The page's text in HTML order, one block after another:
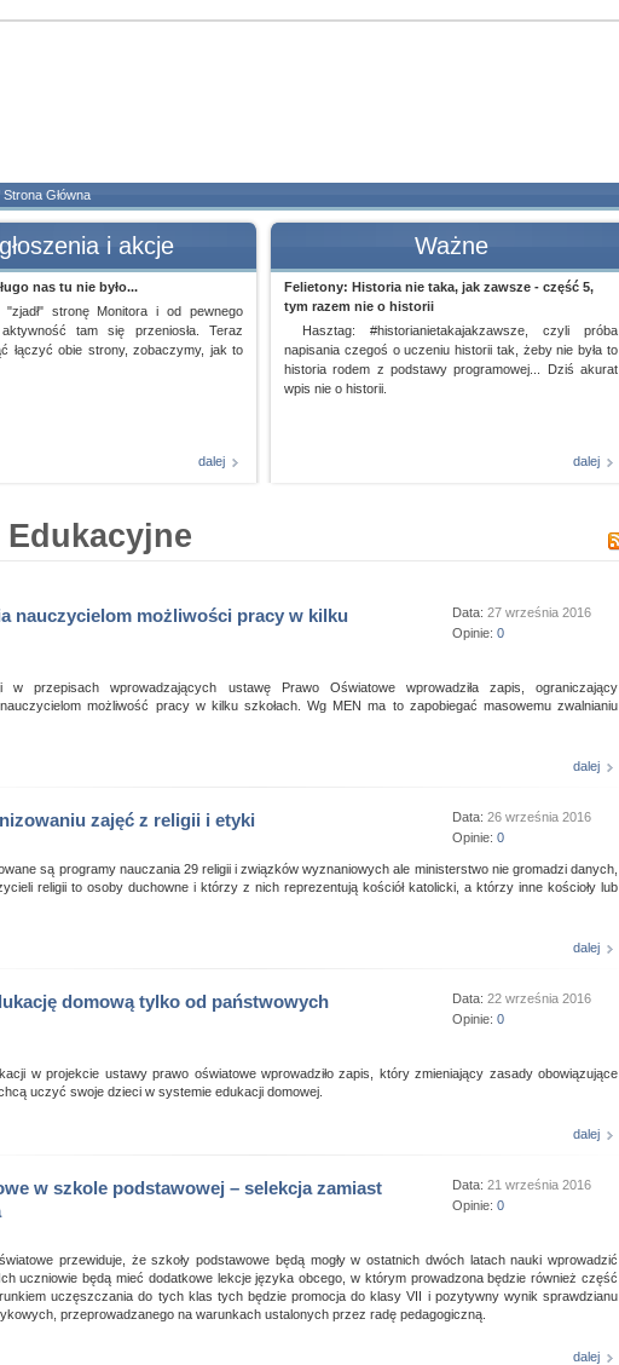
Strona Główna
i akcje
nas tu nie było...
"zjadł" stronę Monitora i od pewnego
tam się przeniosła. Teraz
łączyć obie strony, zobaczymy, jak to
dalej
Ważne
Felietony: Historia nie taka, jak zawsze - część 5,
tym razem nie o historii
Hasztag: #historianietakajakzawsze, czyli próba
napisania czegoś o uczeniu historii tak, żeby nie była to
historia rodem z podstawy programowej... Dziś akurat
wpis nie o historii.
dalej
Edukacyjne
nauczycielom możliwości pracy w kilku
Data: 27 września 2016
Opinie: 0
w przepisach wprowadzających ustawę Prawo Oświatowe wprowadziła zapis, ograniczający
możliwość pracy w kilku szkołach. Wg MEN ma to zapobiegać masowemu zwalnianiu
dalej
zajęć z religii i etyki Data: 26 września 2016
Opinie: 0
są programy nauczania 29 religii i związków wyznaniowych ale ministerstwo nie gromadzi danych,
religii to osoby duchowne i którzy z nich reprezentują kościół katolicki, a którzy inne kościoły lub
dalej
domową tylko od państwowych
Data: 22 września 2016
Opinie: 0
w projekcie ustawy prawo oświatowe wprowadziło zapis, który zmieniający zasady obowiązujące
uczyć swoje dzieci w systemie edukacji domowej.
dalej
w szkole podstawowej – selekcja zamiast
Data: 21 września 2016
Opinie: 0
przewiduje, że szkoły podstawowe będą mogły w ostatnich dwóch latach nauki wprowadzić
uczniowie będą mieć dodatkowe lekcje języka obcego, w którym prowadzona będzie również część
uczęszczania do tych klas tych będzie promocja do klasy VII i pozytywny wynik sprawdzianu
przeprowadzanego na warunkach ustalonych przez radę pedagogiczną.
dalej